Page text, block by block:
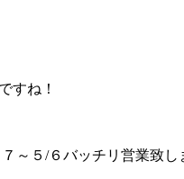
すね！
～５/６バッチリ営業致し